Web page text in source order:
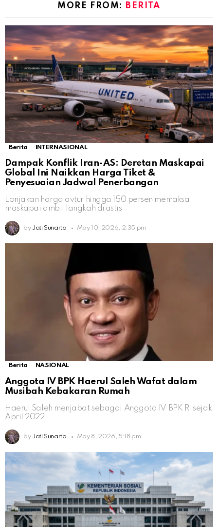
MORE FROM: BERITA
Berita INTERNASIONAL
Dampak Konflik Iran-AS: Deretan Maskapai
Global Ini Naikkan Harga Tiket &
Penyesuaian Jadwal Penerbangan
Lonjakan harga avtur hingga 150 persen memaksa
maskapai ambil langkah drastis
by Jati Sunarto May 10, 2026, 2:35 pm
Berita NASIONAL
Anggota IV BPK Haerul Saleh Wafat dalam
Musibah Kebakaran Rumah
Haerul Saleh menjabat sebagai Anggota IV BPK RI sejak
April 2022
by Jati Sunarto May 8, 2026, 5:18 pm